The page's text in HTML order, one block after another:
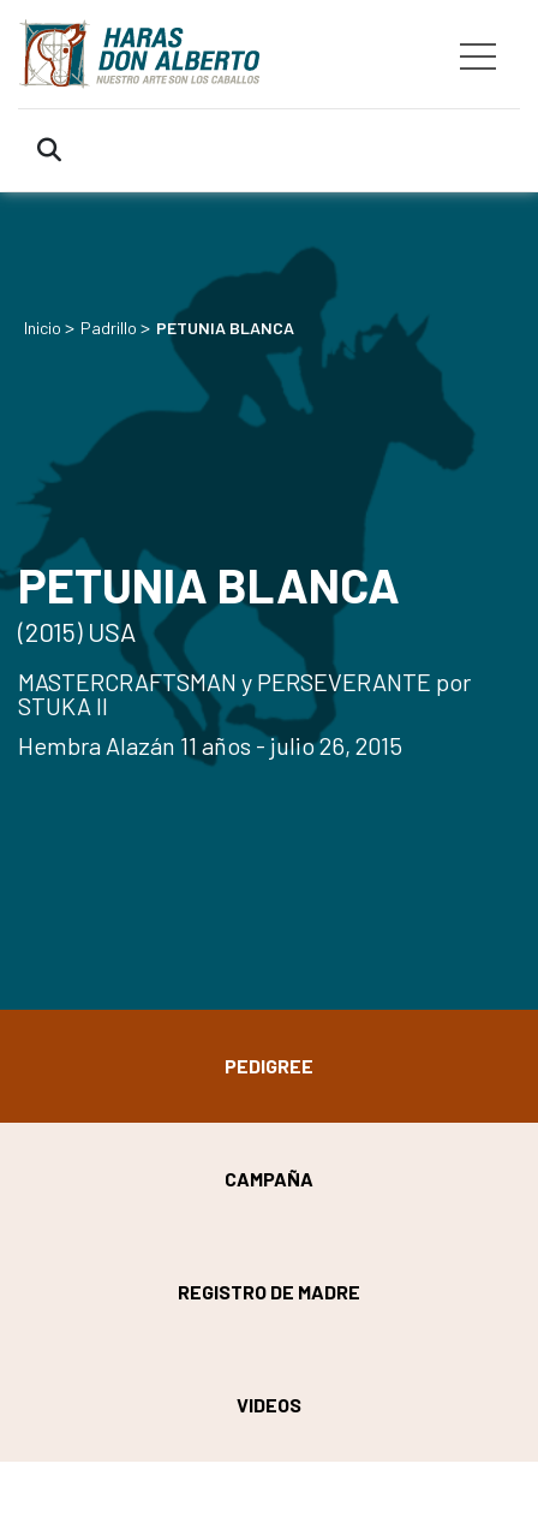
Inicio > Padrillo > PETUNIA BLANCA
PETUNIA BLANCA
(2015) USA
MASTERCRAFTSMAN y PERSEVERANTE por
STUKA II
Hembra Alazán 11 años - julio 26, 2015
PEDIGREE
CAMPAÑA
REGISTRO DE MADRE
VIDEOS